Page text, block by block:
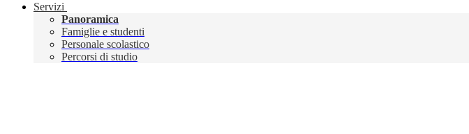
Servizi
Panoramica
Famiglie e studenti
Personale scolastico
Percorsi di studio